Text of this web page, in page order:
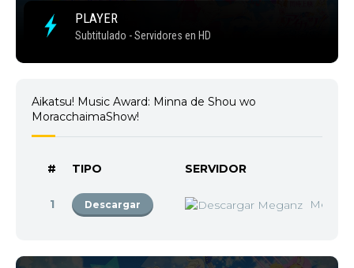
Aikatsu! Music Award: Minna de Shou wo
MoracchaimaShow!
# TIPO SERVIDOR
1 Descargar Meganz